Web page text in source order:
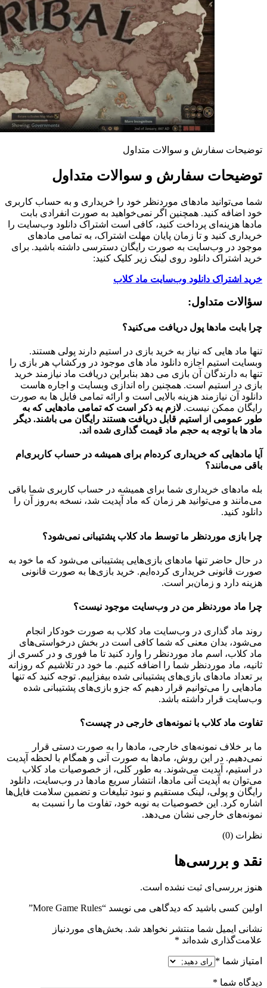
توضیحات سفارش و سوالات متداول
توضیحات سفارش و سوالات متداول
شما می‌توانید مادهای موردنظر خود را خریداری و به حساب کاربری
خود اضافه کنید. همچنین اگر نمی‌خواهید به صورت انفرادی بابت
مادها هزینه‌ای پرداخت کنید، کافی است اشتراک دانلود وب‌سایت را
خریداری کنید و تا زمان پایان مهلت اشتراک، به تمامی مادهای
موجود در وب‌سایت به صورت رایگان دسترسی داشته باشید. برای
خرید اشتراک دانلود روی لینک زیر کلیک کنید:
خرید اشتراک دانلود وب‌سایت ماد کلاب
سؤالات متداول:
چرا بابت مادها پول دریافت می‌کنید؟
تنها ماد هایی که نیاز به خرید بازی در استیم دارند پولی هستند.
وبسایت استیم اجازه دانلود ماد های موجود در ورکشاپ هر بازی را
تنها به دارندگان آن بازی می دهد بنابراین دریافت ماد نیازمند خرید
بازی در استیم است. همچنین راه اندازی وبسایت و اجاره هاست
دانلود آن نیازمند هزینه بالایی است و ارائه تمامی فایل ها به صورت
رایگان ممکن نیست. لازم به ذکر است که تمامی مادهایی که به
طور عمومی از استیم قابل دریافت هستند رایگان می باشند. دیگر
ماد ها با توجه به حجم ماد قیمت گذاری شده اند.
آیا مادهایی که خریداری کرده‌ام برای همیشه در حساب‌ کاربری‌ام
باقی می‌مانند؟
بله مادهای خریداری شما برای همیشه در حساب کاربری شما باقی
می‌مانند و می‌توانید هر زمان که ماد آپدیت شد، نسخه به‌روز آن را
دانلود کنید.
چرا بازی موردنظر ما توسط ماد کلاب پشتیبانی نمی‌شود؟
در حال حاضر تنها مادهای بازی‌هایی پشتیبانی می‌شود که ما خود به
صورت قانونی خریداری کرده‌ایم. خرید بازی‌ها به صورت قانونی
هزینه دارد و زمان‌بر است.
چرا ماد موردنظر من در وب‌سایت موجود نیست؟
روند ماد گذاری در وب‌سایت ماد کلاب به صورت خودکار انجام
می‌شود، بدان معنی که شما کافی است در بخش درخواستی‌های
ماد کلاب، اسم ماد موردنظر را وارد کنید تا ما فوری و در کسری از
ثانیه، ماد موردنظر شما را اضافه کنیم. ما خود در تلاشیم که روزانه
بر تعداد مادهای بازی‌های پشتیبانی شده بیفزاییم. توجه کنید که تنها
مادهایی را می‌توانیم قرار دهیم که جزو بازی‌های پشتیبانی شده
وب‌سایت قرار داشته باشد.
تفاوت ماد کلاب با نمونه‌های خارجی در چیست؟
ما بر خلاف نمونه‌های خارجی، مادها را به صورت دستی قرار
نمی‌دهیم. در این روش، مادها به صورت آنی و همگام با لحظه آپدیت
در استیم، آپدیت می‌شوند. به طور کلی، از خصوصیات ماد کلاب
می‌‌توان به آپدیت آنی مادها، انتشار سریع مادها در وب‌سایت، دانلود
رایگان و پولی، لینک مستقیم و نبود تبلیغات و تضمین سلامت فایل‌ها
اشاره کرد. این خصوصیات به نوبه خود، تفاوت ما را نسبت به
نمونه‌های خارجی نشان می‌دهد.
نظرات (0)
نقد و بررسی‌ها
هنوز بررسی‌ای ثبت نشده است.
اولین کسی باشید که دیدگاهی می نویسد “More Game Rules”
نشانی ایمیل شما منتشر نخواهد شد. بخش‌های موردنیاز
علامت‌گذاری شده‌اند *
امتیاز شما *
دیدگاه شما *